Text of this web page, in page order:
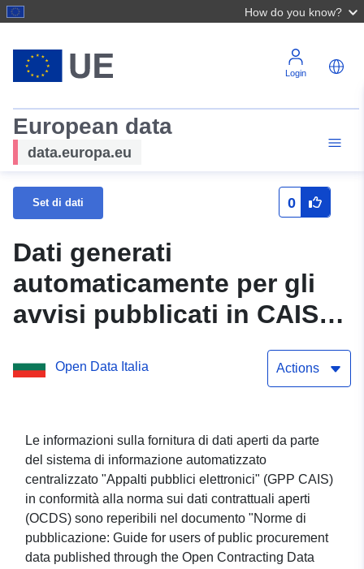
How do you know?
Login
European data
data.europa.eu
Set di dati 0
Dati generati
automaticamente per gli
avvisi pubblicati in CAIS
GPP nel periodo dal 12-02-
2026 al 25-02-2026,
OCDS
Open Data Italia Actions
Le informazioni sulla fornitura di dati aperti da parte
del sistema di informazione automatizzato
centralizzato "Appalti pubblici elettronici" (GPP CAIS)
in conformità alla norma sui dati contrattuali aperti
(OCDS) sono reperibili nel documento "Norme di
pubblicazione: Guide for users of public procurement
data published through the Open Contracting Data